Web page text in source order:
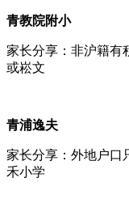
青教院附小
家长分享：非沪籍有
或崧文
青浦逸夫
家长分享：外地户口
禾小学